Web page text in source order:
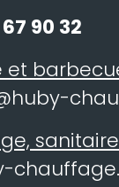
90 32
et